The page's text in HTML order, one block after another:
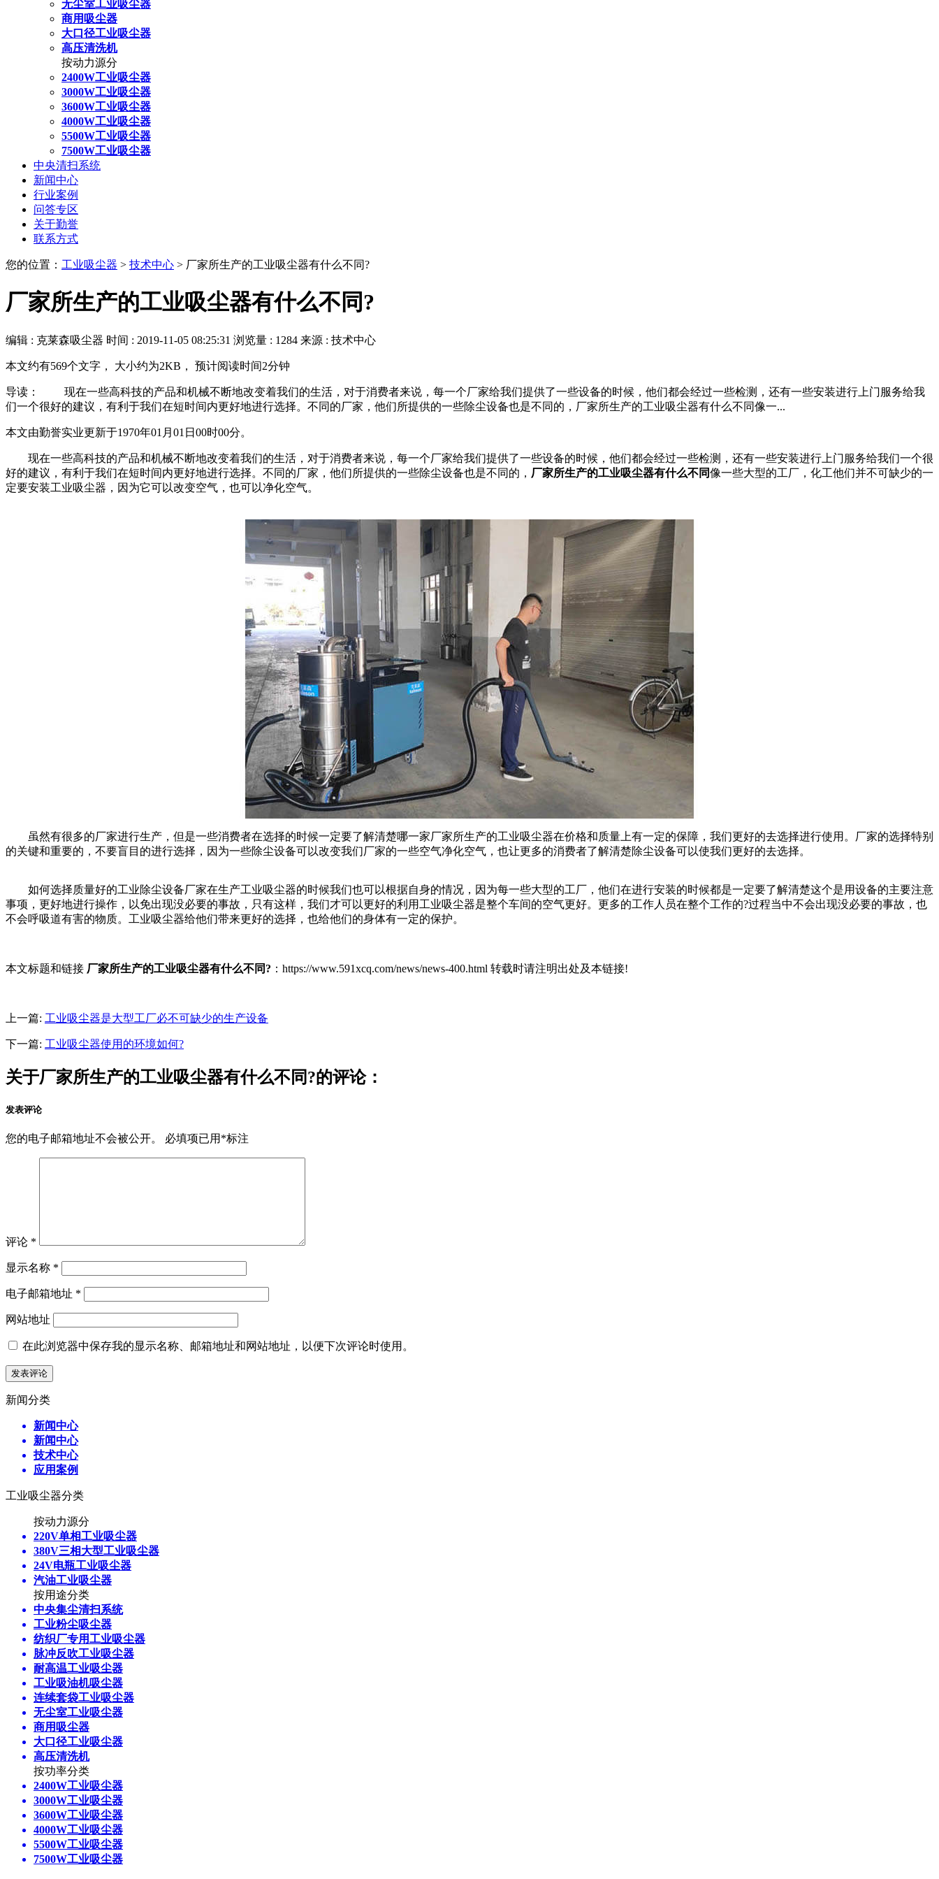
无尘室工业吸尘器
商用吸尘器
大口径工业吸尘器
高压清洗机
按动力源分
2400W工业吸尘器
3000W工业吸尘器
3600W工业吸尘器
4000W工业吸尘器
5500W工业吸尘器
7500W工业吸尘器
中央清扫系统
新闻中心
行业案例
问答专区
关于勤誉
联系方式
您的位置： 工业吸尘器 > 技术中心 > 厂家所生产的工业吸尘器有什么不同?
厂家所生产的工业吸尘器有什么不同?
编辑 : 克莱森吸尘器 时间 : 2019-11-05 08:25:31 浏览量 : 1284 来源 : 技术中心
本文约有569个文字， 大小约为2KB， 预计阅读时间2分钟
导读： 现在一些高科技的产品和机械不断地改变着我们的生活，对于消费者来说，每一个厂家给我们提供了一些设备的时候，他们都会经过一些检测，还有一些安装进行上门服务给我
们一个很好的建议，有利于我们在短时间内更好地进行选择。不同的厂家，他们所提供的一些除尘设备也是不同的，厂家所生产的工业吸尘器有什么不同像一...
本文由勤誉实业更新于1970年01月01日00时00分。
现在一些高科技的产品和机械不断地改变着我们的生活，对于消费者来说，每一个厂家给我们提供了一些设备的时候，他们都会经过一些检测，还有一些安装进行上门服务给我们一个很
好的建议，有利于我们在短时间内更好地进行选择。不同的厂家，他们所提供的一些除尘设备也是不同的， 厂家所生产的工业吸尘器有什么不同像一些大型的工厂，化工他们并不可缺少的一
定要安装工业吸尘器，因为它可以改变空气，也可以净化空气。
虽然有很多的厂家进行生产，但是一些消费者在选择的时候一定要了解清楚哪一家厂家所生产的工业吸尘器在价格和质量上有一定的保障，我们更好的去选择进行使用。厂家的选择特别
的关键和重要的，不要盲目的进行选择，因为一些除尘设备可以改变我们厂家的一些空气净化空气，也让更多的消费者了解清楚除尘设备可以使我们更好的去选择。
如何选择质量好的工业除尘设备厂家在生产工业吸尘器的时候我们也可以根据自身的情况，因为每一些大型的工厂，他们在进行安装的时候都是一定要了解清楚这个是用设备的主要注意
事项，更好地进行操作，以免出现没必要的事故，只有这样，我们才可以更好的利用工业吸尘器是整个车间的空气更好。更多的工作人员在整个工作的?过程当中不会出现没必要的事故，也
不会呼吸道有害的物质。工业吸尘器给他们带来更好的选择，也给他们的身体有一定的保护。
本文标题和链接 厂家所生产的工业吸尘器有什么不同? ：https://www.591xcq.com/news/news-400.html 转载时请注明出处及本链接!
上一篇: 工业吸尘器是大型工厂必不可缺少的生产设备
下一篇: 工业吸尘器使用的环境如何?
关于厂家所生产的工业吸尘器有什么不同?的评论：
发表评论
您的电子邮箱地址不会被公开。 必填项已用 *标注
评论 *
显示名称 *
电子邮箱地址 *
网站地址
在此浏览器中保存我的显示名称、邮箱地址和网站地址，以便下次评论时使用。
新闻分类
新闻中心
新闻中心
技术中心
应用案例
工业吸尘器分类
按动力源分
220V单相工业吸尘器
380V三相大型工业吸尘器
24V电瓶工业吸尘器
汽油工业吸尘器
按用途分类
中央集尘清扫系统
工业粉尘吸尘器
纺织厂专用工业吸尘器
脉冲反吹工业吸尘器
耐高温工业吸尘器
工业吸油机吸尘器
连续套袋工业吸尘器
无尘室工业吸尘器
商用吸尘器
大口径工业吸尘器
高压清洗机
按功率分类
2400W工业吸尘器
3000W工业吸尘器
3600W工业吸尘器
4000W工业吸尘器
5500W工业吸尘器
7500W工业吸尘器